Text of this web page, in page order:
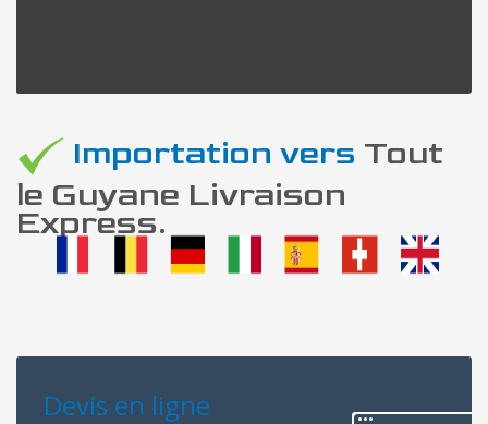
Importation vers Tout
le Guyane Livraison
Express.
Devis en ligne